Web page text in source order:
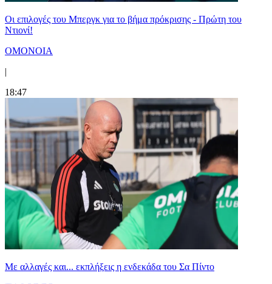
Οι επιλογές του Μπεργκ για το βήμα πρόκρισης - Πρώτη του
Ντιονί!
ΟΜΟΝΟΙΑ
|
18:47
Με αλλαγές και... εκπλήξεις η ενδεκάδα του Σα Πίντο